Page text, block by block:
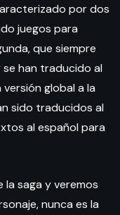
por dos
juegos para
que siempre
han traducido al
versión global a la
sido traducidos al
al español para
la saga y veremos
nunca es la